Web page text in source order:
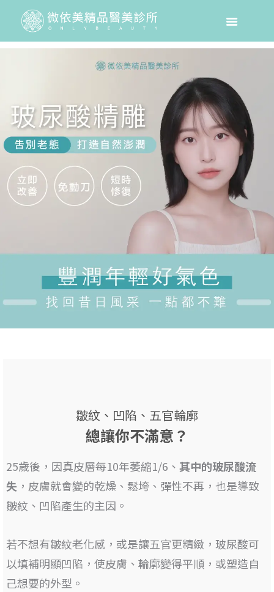
皺紋、凹陷、五官輪廓
總讓你不滿意？
25歲後，因真皮層每10年萎縮1/6、 其中的玻尿酸流
失 ，皮膚就會變的乾燥、鬆垮、彈性不再，也是導致
皺紋、凹陷產生的主因 。
若不想有皺紋老化感，或是讓五官更精緻， 玻尿酸可
以填補明顯凹陷 ，使皮膚、輪廓變得平順，或塑造自
己想要的外型。